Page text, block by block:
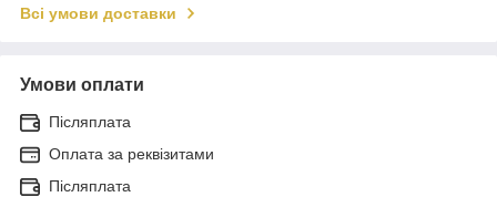
Всі умови доставки
Умови оплати
Післяплата
Оплата за реквізитами
Післяплата